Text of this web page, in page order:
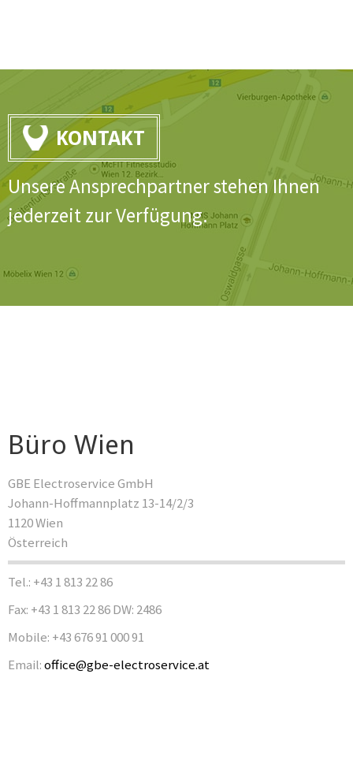
KONTAKT
Unsere Ansprechpartner stehen Ihnen
jederzeit zur Verfügung.
Büro Wien
GBE Electroservice GmbH
Johann-Hoffmannplatz 13-14/2/3
1120 Wien
Österreich
Tel.: +43 1 813 22 86
Fax: +43 1 813 22 86 DW: 2486
Mobile: +43 676 91 000 91
Email:office@gbe-electroservice.at